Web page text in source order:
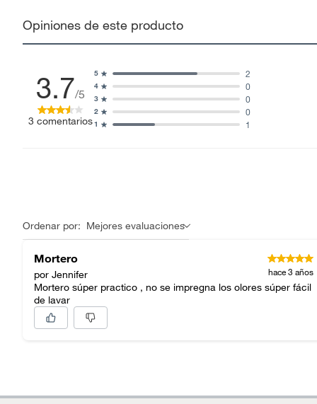
Alimentos, bebidas, fórmulas y leches para bebés.
Plantas.
Productos que hayan sido previamente instalados.
Baterías de auto.
Opiniones de este producto
3.7/5
3 comentarios1 1
2 0
3 0
4 0
5 2
Ordenar por: Mejores evaluaciones
Mortero
por Jennifer hace 3 años
Mortero súper practico , no se impregna los olores súper fácil
de lavar